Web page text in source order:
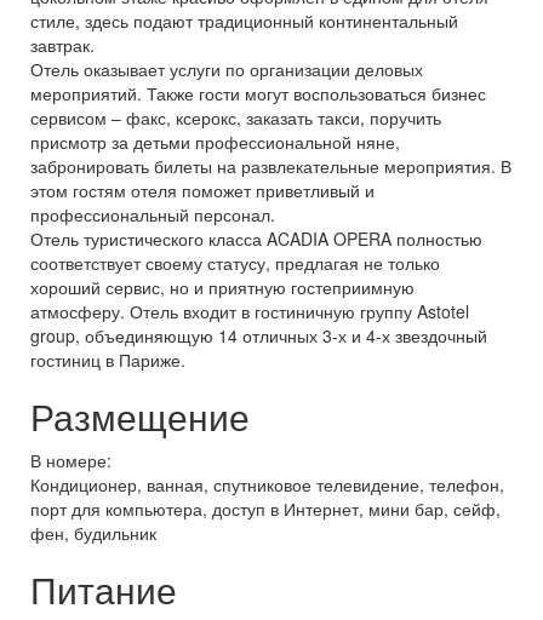
стиле, здесь подают традиционный континентальный
завтрак.
Отель оказывает услуги по организации деловых
мероприятий. Также гости могут воспользоваться бизнес
сервисом – факс, ксерокс, заказать такси, поручить
присмотр за детьми профессиональной няне,
забронировать билеты на развлекательные мероприятия. В
этом гостям отеля поможет приветливый и
профессиональный персонал.
Отель туристического класса ACADIA OPERA полностью
соответствует своему статусу, предлагая не только
хороший сервис, но и приятную гостеприимную
атмосферу. Отель входит в гостиничную группу Astotel
group, объединяющую 14 отличных 3-х и 4-х звездочный
гостиниц в Париже.
Размещение
В номере:
Кондиционер, ванная, спутниковое телевидение, телефон,
порт для компьютера, доступ в Интернет, мини бар, сейф,
фен, будильник
Питание